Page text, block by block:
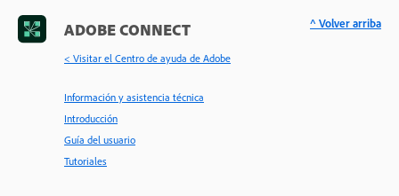
ADOBE CONNECT
< Visitar el Centro de ayuda de Adobe
Información y asistencia técnica
Introducción
Guía del usuario
Tutoriales
^ Volver arriba